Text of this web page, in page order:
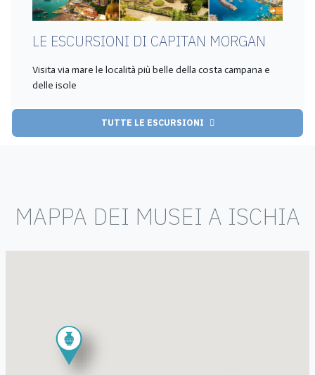
LE ESCURSIONI DI CAPITAN MORGAN
Visita via mare le località più belle della costa campana e
delle isole
TUTTE LE ESCURSIONI
MAPPA DEI MUSEI A ISCHIA